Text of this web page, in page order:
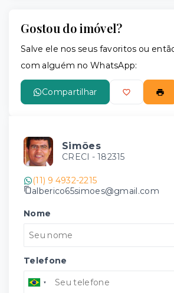
Gostou do imóvel?
Salve ele nos seus favoritos ou
com alguém no WhatsApp:
Compartilhar
Simões
CRECI - 182315
(11) 9 4932-2215
alberico65simoes@gmail.com
Nome
Telefone